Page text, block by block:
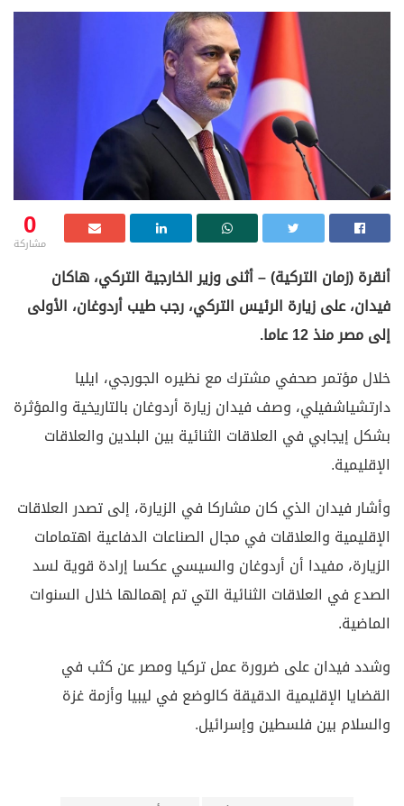
0
مشاركة
أنقرة (زمان التركية) – أثنى وزير الخارجية التركي، هاكان
فيدان، على زيارة الرئيس التركي، رجب طيب أردوغان، الأولى
إلى مصر منذ 12 عاما.
خلال مؤتمر صحفي مشترك مع نظيره الجورجي، ايليا
دارتشياشفيلي، وصف فيدان زيارة أردوغان بالتاريخية والمؤثرة
بشكل إيجابي في العلاقات الثنائية بين البلدين والعلاقات
الإقليمية.
وأشار فيدان الذي كان مشاركا في الزيارة، إلى تصدر العلاقات
الإقليمية والعلاقات في مجال الصناعات الدفاعية اهتمامات
الزيارة، مفيدا أن أردوغان والسيسي عكسا إرادة قوية لسد
الصدع في العلاقات الثنائية التي تم إهمالها خلال السنوات
الماضية.
وشدد فيدان على ضرورة عمل تركيا ومصر عن كثب في
القضايا الإقليمية الدقيقة كالوضع في ليبيا وأزمة غزة
والسلام بين فلسطين وإسرائيل.